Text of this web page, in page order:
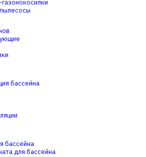
бассейна
бассейна
для бассейна